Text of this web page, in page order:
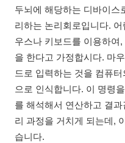
두뇌에 해당하는 디바이스
리하는 논리회로입니다.
우스나 키보드를 이용하여
을 한다고 가정합시다. 마
드로 입력하는 것을 컴퓨
으로 인식합니다. 이 명령
를 해석해서 연산하고 결
리 과정을 거치게 되는데,
습니다.